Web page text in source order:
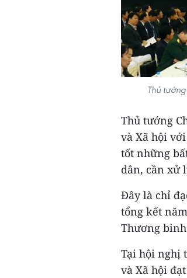
Thủ
Thủ tướng
và Xã hội
tốt những
dân, cần xử
Đây là chỉ
tổng kết
Thương
Tại hội nghị
và Xã hội